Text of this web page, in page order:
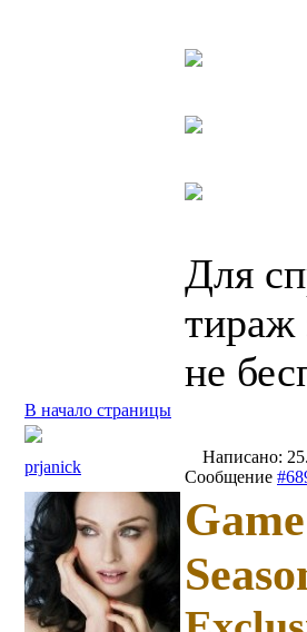
Для
тираж
не
В начало страницы
prjanick
Написано:
Сообщение